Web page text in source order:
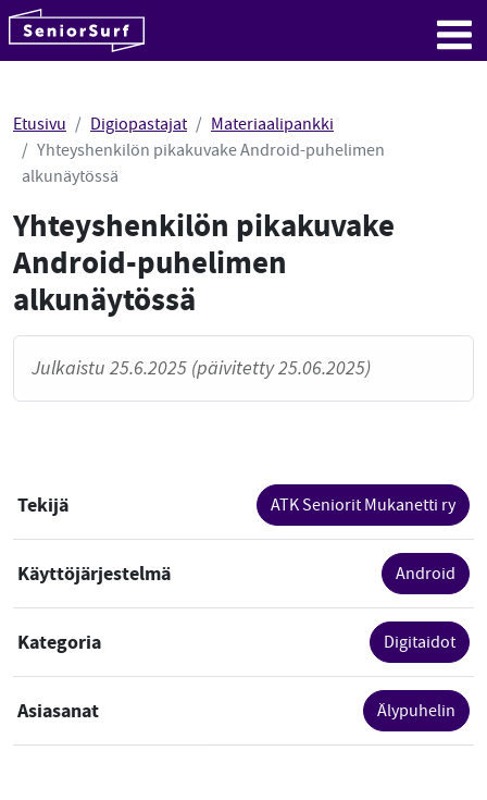
Hyppää sisältöön
Etusivu Digiopastajat
Materiaalipankki
Yhteyshenkilön pikakuvake Android-puhelimen
alkunäytössä
Yhteyshenkilön pikakuvake
Android-puhelimen
alkunäytössä
Julkaistu 25.6.2025 (päivitetty 25.06.2025)
Tekijä ATK Seniorit Mukanetti ry
Käyttöjärjestelmä Android
Kategoria Digitaidot
Asiasanat Älypuhelin